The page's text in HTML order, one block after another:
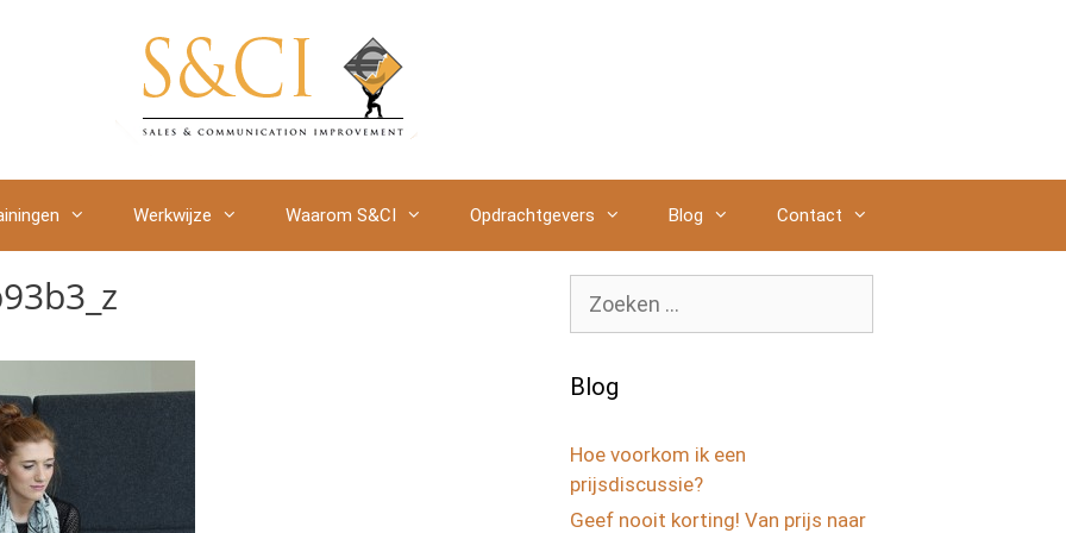
Werkwijze Waarom S&CI Opdrachtgevers Blog Contact
naar:
Blog
Hoe voorkom ik een
prijsdiscussie?
Geef nooit korting! Van prijs naar